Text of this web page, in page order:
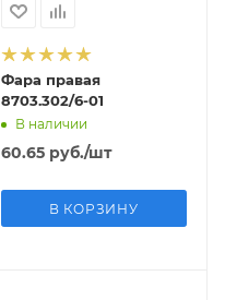
Фара правая
8703.302/6-01
В наличии
60.65руб./шт
В КОРЗИНУ